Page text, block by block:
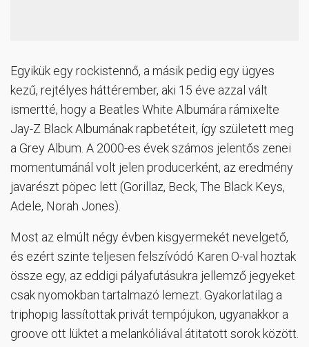
Egyikük egy rockistennő, a másik pedig egy ügyes
kezű, rejtélyes háttérember, aki 15 éve azzal vált
ismertté, hogy a Beatles White Albumára rámixelte
Jay-Z Black Albumának rapbetéteit, így született meg
a Grey Album. A 2000-es évek számos jelentős zenei
momentumánál volt jelen producerként, az eredmény
javarészt pöpec lett (Gorillaz, Beck, The Black Keys,
Adele, Norah Jones).
Most az elmúlt négy évben kisgyermekét nevelgető,
és ezért szinte teljesen felszívódó Karen O-val hoztak
össze egy, az eddigi pályafutásukra jellemző jegyeket
csak nyomokban tartalmazó lemezt. Gyakorlatilag a
triphopig lassítottak privát tempójukon, ugyanakkor a
groove ott lüktet a melankóliával átitatott sorok között.